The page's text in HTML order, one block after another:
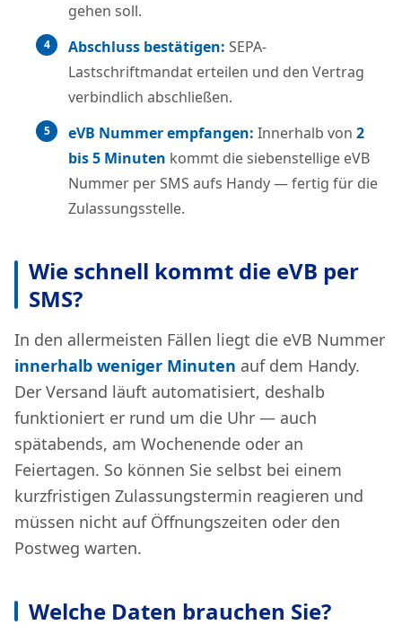
gehen soll.
Abschluss bestätigen: SEPA-
Lastschriftmandat erteilen und den Vertrag
verbindlich abschließen.
eVB Nummer empfangen: Innerhalb von 2
bis 5 Minuten kommt die siebenstellige eVB
Nummer per SMS aufs Handy — fertig für die
Zulassungsstelle.
Wie schnell kommt die eVB per
SMS?
In den allermeisten Fällen liegt die eVB Nummer
innerhalb weniger Minuten auf dem Handy.
Der Versand läuft automatisiert, deshalb
funktioniert er rund um die Uhr — auch
spätabends, am Wochenende oder an
Feiertagen. So können Sie selbst bei einem
kurzfristigen Zulassungstermin reagieren und
müssen nicht auf Öffnungszeiten oder den
Postweg warten.
Welche Daten brauchen Sie?